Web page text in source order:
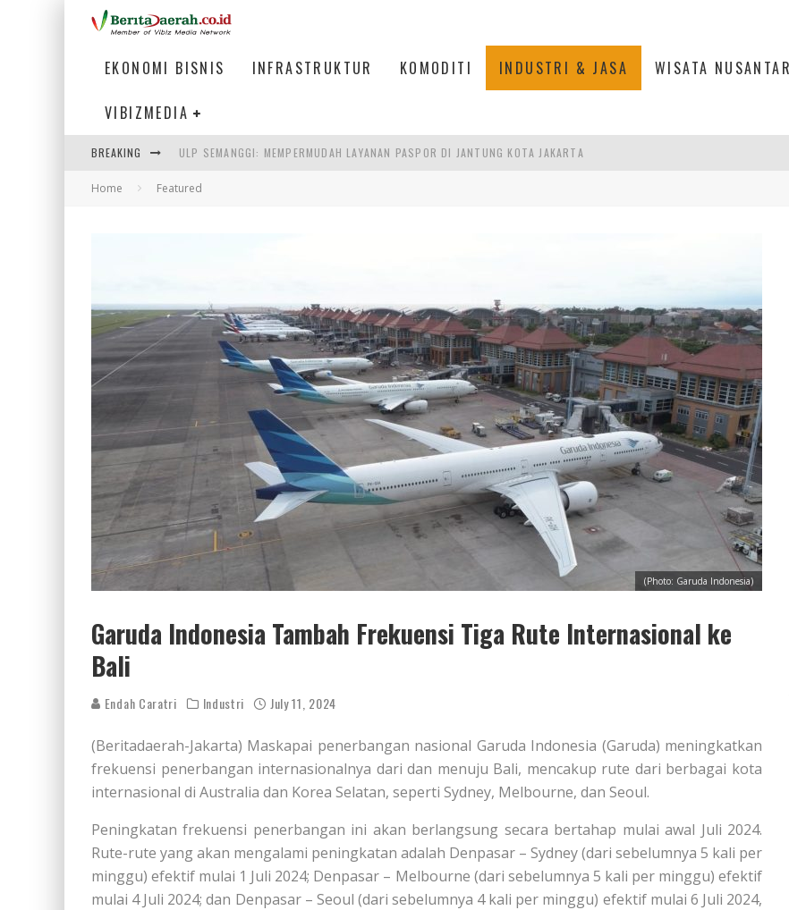
EKONOMI BISNIS INFRASTRUKTUR KOMODITI INDUSTRI & JASA WISATA
VIBIZMEDIA
BREAKING ULP SEMANGGI: MEMPERMUDAH LAYANAN PASPOR DI JANTUNG KOTA JAKARTA
BAKMI PANGSIT AYAM, KULINER LEGENDARIS DI PASAR BARU JAKARTA
Home Featured
(Photo: Garuda Indonesia)
Garuda Indonesia Tambah Frekuensi Tiga Rute Internasional ke
Bali
Endah Caratri Industri July 11, 2024
(Beritadaerah-Jakarta) Maskapai penerbangan nasional Garuda Indonesia (Garuda) meningkatkan
frekuensi penerbangan internasionalnya dari dan menuju Bali, mencakup rute dari berbagai kota
internasional di Australia dan Korea Selatan, seperti Sydney, Melbourne, dan Seoul.
Peningkatan frekuensi penerbangan ini akan berlangsung secara bertahap mulai awal Juli 2024.
Rute-rute yang akan mengalami peningkatan adalah Denpasar – Sydney (dari sebelumnya 5 kali per
minggu) efektif mulai 1 Juli 2024; Denpasar – Melbourne (dari sebelumnya 5 kali per minggu) efektif
mulai 4 Juli 2024; dan Denpasar – Seoul (dari sebelumnya 4 kali per minggu) efektif mulai 6 Juli 2024,